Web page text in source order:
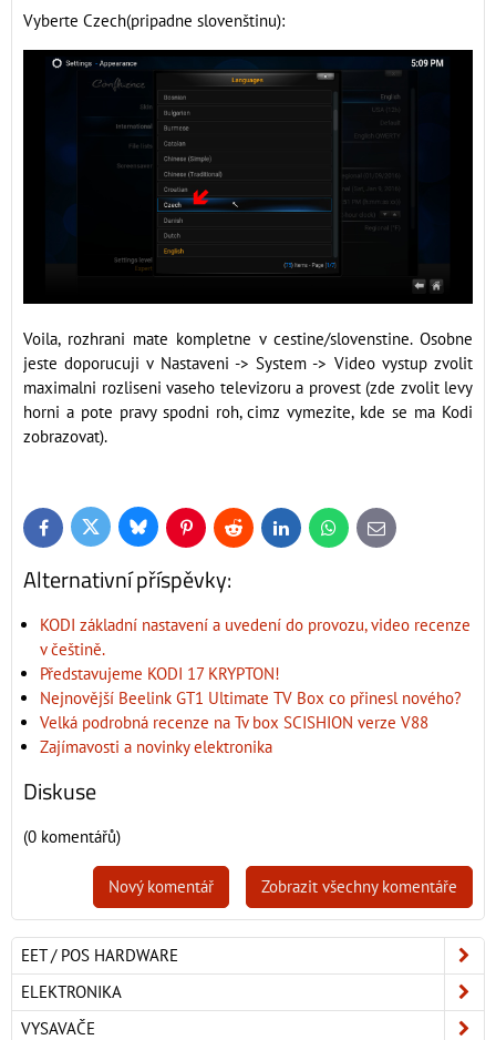
Vyberte Czech(pripadne slovenštinu):
Voila, rozhrani mate kompletne v cestine/slovenstine. Osobne
jeste doporucuji v Nastaveni -> System -> Video vystup zvolit
maximalni rozliseni vaseho televizoru a provest (zde zvolit levy
horni a pote pravy spodni roh, cimz vymezite, kde se ma Kodi
zobrazovat).
FacebookTwitter BlueskyPinterestReddit LinkedInWhatsApp
E-
mail
Alternativní příspěvky:
KODI základní nastavení a uvedení do provozu, video recenze
v češtině.
Představujeme KODI 17 KRYPTON!
Nejnovější Beelink GT1 Ultimate TV Box co přinesl nového?
Velká podrobná recenze na Tv box SCISHION verze V88
Zajímavosti a novinky elektronika
Diskuse
(0 komentářů)
Zobrazit všechny komentáře
Nový komentář
EET / POS HARDWARE
ELEKTRONIKA
VYSAVAČE